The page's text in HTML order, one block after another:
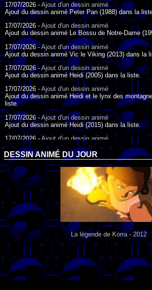
17/07/2026 - Ajout d'un dessin animé
Ajout du dessin animé Peter Pan (1988) dans la
17/07/2026 -Ajout d'un dessin animé
Ajout du dessin animé Le Bossu de Notre-Dame
17/07/2026 -Ajout d'un dessin animé
Ajout du dessin animé Vic le Viking (2013) dans la
17/07/2026 -Ajout d'un dessin animé
Ajout du dessin animé Heidi (2005) dans la liste.
17/07/2026 - Ajout d'un dessin animé
Ajout du dessin animé Heidi et le lynx des
liste.
17/07/2026 - Ajout d'un dessin animé
Ajout du dessin animé Heidi (2015) dans la liste.
17/07/2026 - Ajout d'un dessin animé
Ajout du dessin animé Heidi (1995) dans la liste.
09/07/2026 -Ajout d'un dessin animé
Ajout du dessin animé Genki l'Aventurier de la
liste.
04/07/2026 -Ajout d'un dessin animé
Ajout du dessin animé Vilain Petit Canard (2000)
04/07/2026 -Ajout d'un dessin animé
Ajout du dessin animé Le Noël du vilain petit
DESSIN ANIMÉ DU JOUR
La légende de Korra - 2012